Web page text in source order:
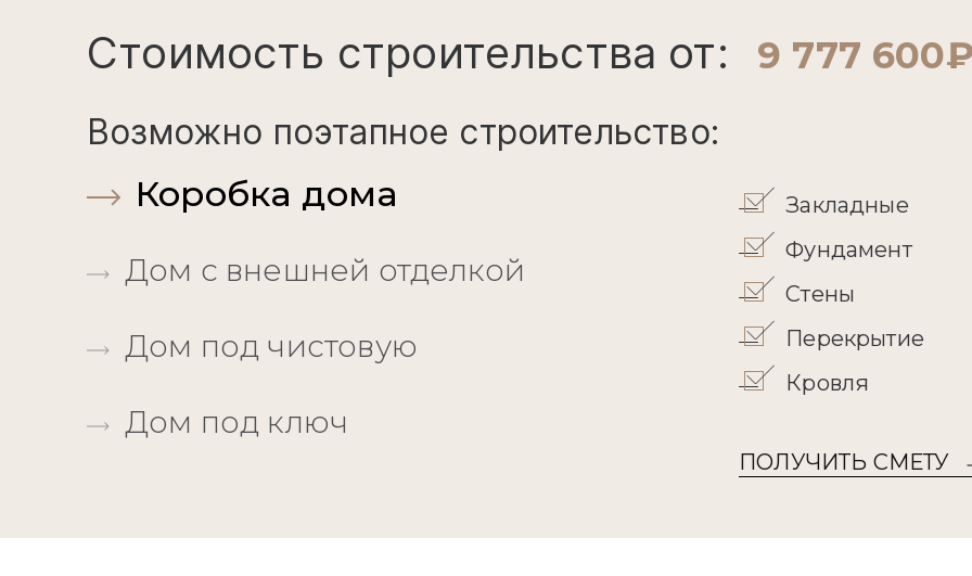
Стоимость строительства от: 9 777
Возможно поэтапное строительство:
Коробка дома
Дом с внешней отделкой
Дом под чистовую
Дом под ключ
Закладные
Фундамент
Стены
Перекрытие
Кровля
ПОЛУЧИТЬ СМЕТУ